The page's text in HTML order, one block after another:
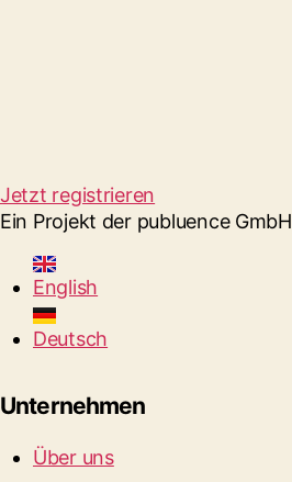
Jetzt registrieren
Ein Projekt der publuence GmbH
English
Deutsch
Unternehmen
Über uns